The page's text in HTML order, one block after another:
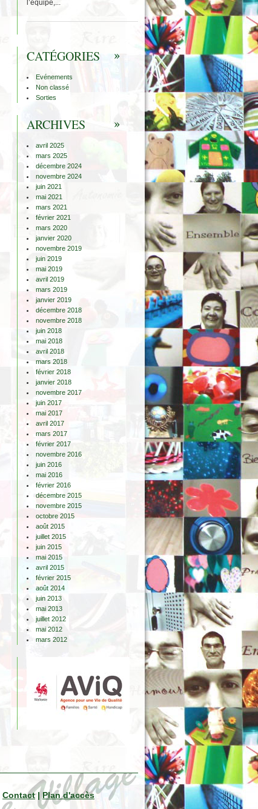
l’équipe,...
CATÉGORIES
Evénements
Non classé
Sorties
ARCHIVES
avril 2025
mars 2025
décembre 2024
novembre 2024
juin 2021
mai 2021
mars 2021
février 2021
mars 2020
janvier 2020
novembre 2019
juin 2019
mai 2019
avril 2019
mars 2019
janvier 2019
décembre 2018
novembre 2018
juin 2018
mai 2018
avril 2018
mars 2018
février 2018
janvier 2018
novembre 2017
juin 2017
mai 2017
avril 2017
mars 2017
février 2017
novembre 2016
juin 2016
mai 2016
février 2016
décembre 2015
novembre 2015
octobre 2015
août 2015
juillet 2015
juin 2015
mai 2015
avril 2015
février 2015
août 2014
juin 2013
mai 2013
juillet 2012
mai 2012
mars 2012
Contact| Plan d'accès